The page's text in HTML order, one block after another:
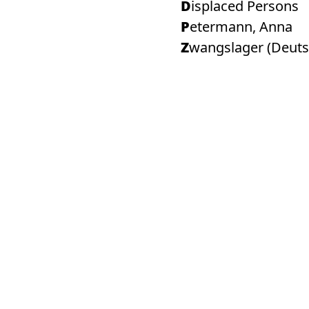
Displaced Persons
Petermann, Anna
Zwangslager